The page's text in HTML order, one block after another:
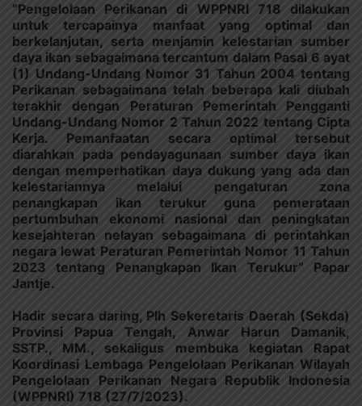
”Pengelolaan Perikanan di WPPNRI 718 dilakukan
untuk tercapainya manfaat yang optimal dan
berkelanjutan, serta menjamin kelestarian sumber
daya ikan sebagaimana tercantum dalam Pasal 6 ayat
(1) Undang-Undang Nomor 31 Tahun 2004 tentang
Perikanan sebagaimana telah beberapa kali diubah
terakhir dengan Peraturan Pemerintah Pengganti
Undang-Undang Nomor 2 Tahun 2022 tentang Cipta
Kerja. Pemanfaatan secara optimal tersebut
diarahkan pada pendayagunaan sumber daya ikan
dengan memperhatikan daya dukung yang ada dan
kelestariannya melalui pengaturan zona
penangkapan ikan terukur guna pemerataan
pertumbuhan ekonomi nasional dan peningkatan
kesejahteran nelayan sebagaimana di perintahkan
negara lewat Peraturan Pemerintah Nomor 11 Tahun
2023 tentang Penangkapan Ikan Terukur” Papar
Jantje.
Hadir secara daring, Plh Sekeretaris Daerah (Sekda)
Provinsi Papua Tengah, Anwar Harun Damanik,
SSTP., MM., sekaligus membuka kegiatan Rapat
Koordinasi Lembaga Pengelolaan Perikanan Wilayah
Pengelolaan Perikanan Negara Republik Indonesia
(WPPNRI) 718 (27/7/2023).